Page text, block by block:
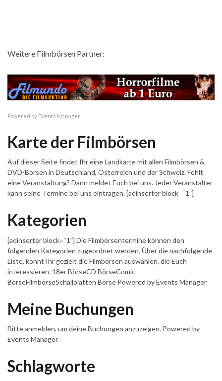
Weitere Filmbörsen Partner:
Powered by Events Manager
Karte der Filmbörsen
Auf dieser Seite findet Ihr eine Landkarte mit allen Filmbörsen &
DVD-Börsen in Deutschland, Österreich und der Schweiz. Fehlt
eine Veranstaltung? Dann meldet Euch bei uns. Jeder Veranstalter
kann seine Termine bei uns eintragen. [adinserter block=“1″]
Kategorien
[adinserter block=“1″] Die Filmbörsentermine können den
folgenden Kategorien zugeordnet werden. Über die nachfolgende
Liste, könnt Ihr gezielt die Filmbörsen auswählen, die Euch
interessieren. 18er BörseCD BörseComic
BörseFilmbörseSchallplatten Börse Powered by Events Manager
Meine Buchungen
Bitte anmelden, um deine Buchungen anzuzeigen. Powered by
Events Manager
Schlagworte